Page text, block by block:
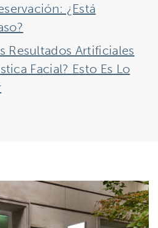
¿Está
Resultados Artificiales
Facial? Esto Es Lo